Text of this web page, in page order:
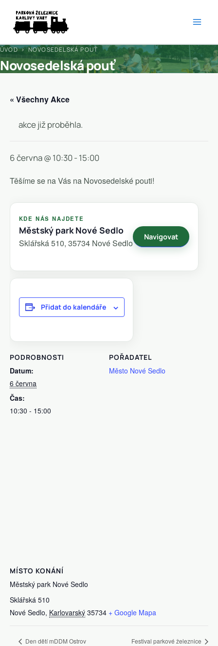
obsah
ÚVOD› NOVOSEDELSKÁ POUŤ
Novosedelská pouť
« Všechny Akce
akce již proběhla.
6 června @ 10:30- 15:00
Těšíme se na Vás na Novosedelské pouti!
KDE NÁS NAJDETE
Městský park Nové Sedlo
Sklářská 510, 35734 Nové Sedlo
Navigovat
Přidat do kalendáře
PODROBNOSTI
Datum:
6 června
Čas:
10:30 - 15:00
POŘADATEL
Město Nové Sedlo
MÍSTO KONÁNÍ
Městský park Nové Sedlo
Sklářská 510
Nové Sedlo, Karlovarský 35734 + Google Mapa
Den dětí mDDM Ostrov Festival parkové železnice